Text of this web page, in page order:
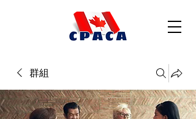
群組